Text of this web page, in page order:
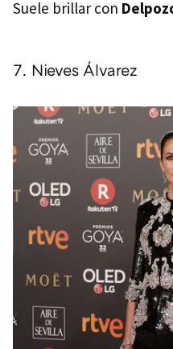
Suele brillar con
7. Nieves Álvarez